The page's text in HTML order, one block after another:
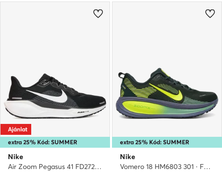
extra 25% Kód: SUMMER
Ajánlat
Nike
Air Zoom Pegasus 41 FD2722 002 · Futócipő
extra 25% Kód: SUMMER
Nike
Vomero 18 HM6803 301 · Futócipő